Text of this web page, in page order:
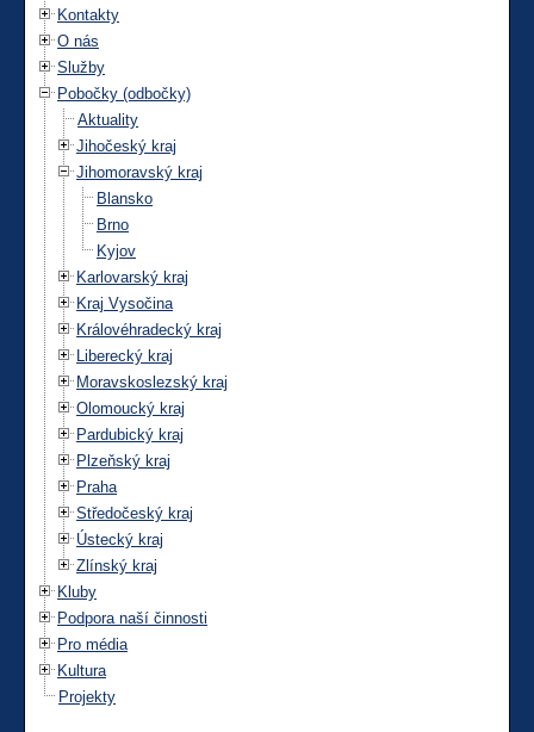
Kontakty
O nás
Služby
Pobočky (odbočky)
Aktuality
Jihočeský kraj
Jihomoravský kraj
Blansko
Brno
Kyjov
Karlovarský kraj
Kraj Vysočina
Královéhradecký kraj
Liberecký kraj
Moravskoslezský kraj
Olomoucký kraj
Pardubický kraj
Plzeňský kraj
Praha
Středočeský kraj
Ústecký kraj
Zlínský kraj
Kluby
Podpora naší činnosti
Pro média
Kultura
Projekty